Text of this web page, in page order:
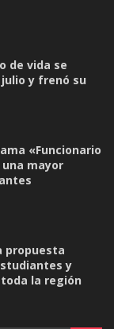
de vida se
y frenó su
«Funcionario
mayor
propuesta
y
la región